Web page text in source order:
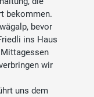
bekommen.
bevor
ins Haus
wir
uns dem